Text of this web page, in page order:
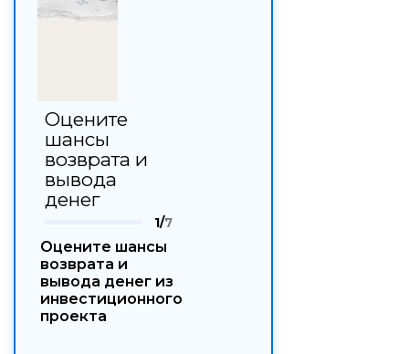
Оцените
шансы
возврата и
вывода
денег
1/7
Оцените шансы
возврата и
вывода денег из
инвестиционного
проекта